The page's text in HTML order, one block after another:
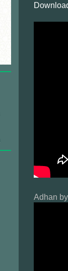
Adhan